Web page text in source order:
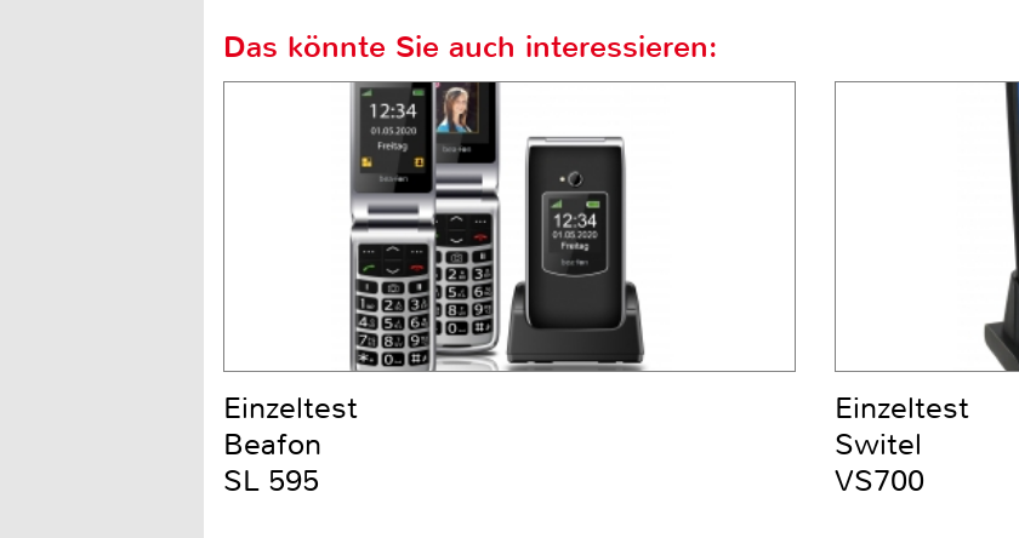
Das könnte Sie auch interessieren:
Einzeltest
Beafon
SL 595
Einzeltest
Switel
VS700